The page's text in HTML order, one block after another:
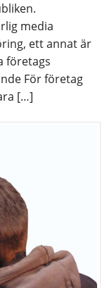
media
ett annat är
företags
För företag
[…]